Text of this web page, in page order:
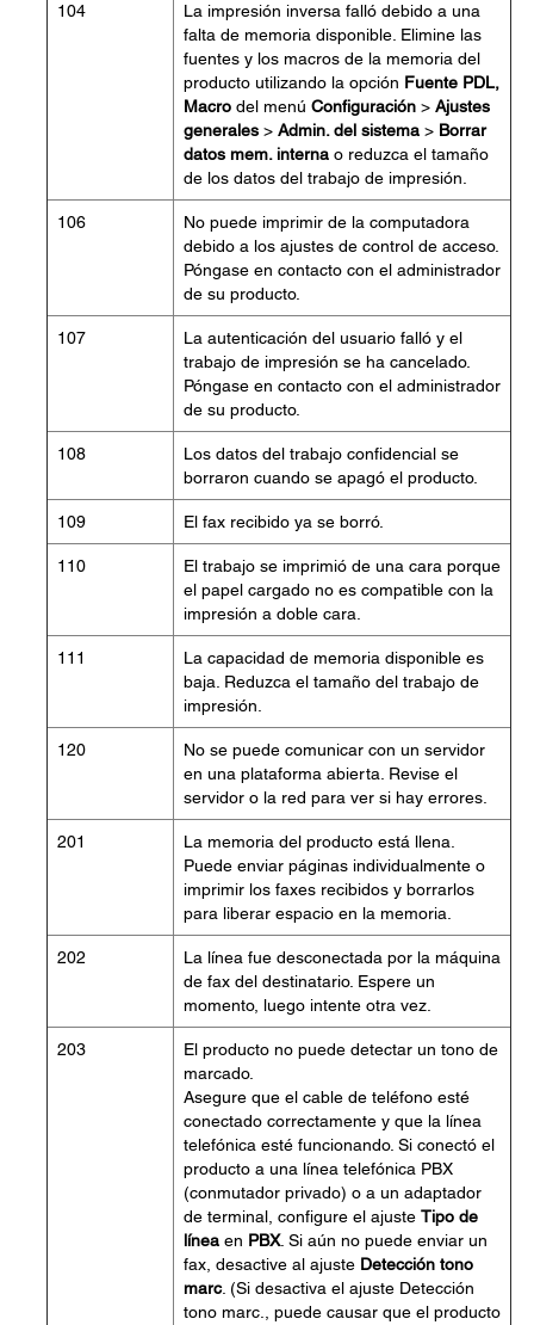
104
La impresión inversa falló debido a una
falta de memoria disponible. Elimine las
fuentes y los macros de la memoria del
producto utilizando la opción Fuente PDL,
Macro del menú Configuración > Ajustes
generales > Admin. del sistema > Borrar
datos mem. interna o reduzca el tamaño
de los datos del trabajo de impresión.
106
No puede imprimir de la computadora
debido a los ajustes de control de acceso.
Póngase en contacto con el administrador
de su producto.
107
La autenticación del usuario falló y el
trabajo de impresión se ha cancelado.
Póngase en contacto con el administrador
de su producto.
108
Los datos del trabajo confidencial se
borraron cuando se apagó el producto.
109 El fax recibido ya se borró.
110
El trabajo se imprimió de una cara porque
el papel cargado no es compatible con la
impresión a doble cara.
111
La capacidad de memoria disponible es
baja. Reduzca el tamaño del trabajo de
impresión.
120
No se puede comunicar con un servidor
en una plataforma abierta. Revise el
servidor o la red para ver si hay errores.
201
La memoria del producto está llena.
Puede enviar páginas individualmente o
imprimir los faxes recibidos y borrarlos
para liberar espacio en la memoria.
202
La línea fue desconectada por la máquina
de fax del destinatario. Espere un
momento, luego intente otra vez.
203
El producto no puede detectar un tono de
marcado.
Asegure que el cable de teléfono esté
conectado correctamente y que la línea
telefónica esté funcionando. Si conectó el
producto a una línea telefónica PBX
(conmutador privado) o a un adaptador
de terminal, configure el ajuste Tipo de
línea en PBX. Si aún no puede enviar un
fax, desactive al ajuste Detección tono
marc. (Si desactiva el ajuste Detección
tono marc., puede causar que el producto